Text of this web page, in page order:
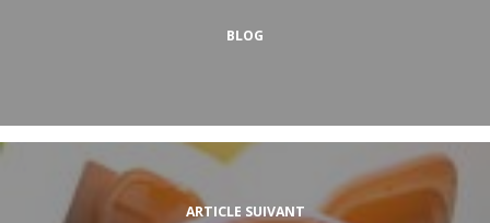
BLOG
ARTICLE SUIVANT